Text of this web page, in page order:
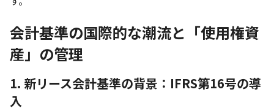
会計基準の国際的な潮流と「使用権資
産」の管理
1. 新リース会計基準の背景： IFRS第16号の導
入